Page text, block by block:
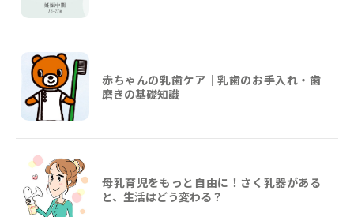
赤ちゃんの乳歯ケア｜乳歯のお手入れ・歯
磨きの基礎知識
母乳育児をもっと自由に！さく乳器がある
と、生活はどう変わる？